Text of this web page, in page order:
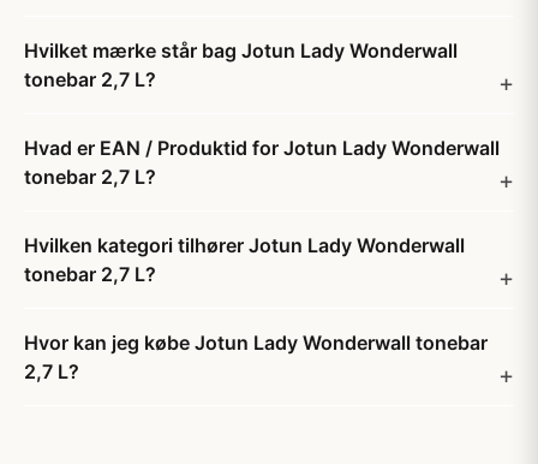
Hvilket mærke står bag Jotun Lady Wonderwall
tonebar 2,7 L?
Hvad er EAN / Produktid for Jotun Lady Wonderwall
tonebar 2,7 L?
Hvilken kategori tilhører Jotun Lady Wonderwall
tonebar 2,7 L?
Hvor kan jeg købe Jotun Lady Wonderwall tonebar
2,7 L?